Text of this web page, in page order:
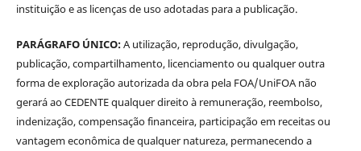
instituição e as licenças de uso adotadas para a publicação.
PARÁGRAFO ÚNICO:A utilização, reprodução, divulgação,
publicação, compartilhamento, licenciamento ou qualquer outra
forma de exploração autorizada da obra pela FOA/UniFOA não
gerará ao CEDENTE qualquer direito à remuneração, reembolso,
indenização, compensação financeira, participação em receitas ou
vantagem econômica de qualquer natureza, permanecendo a